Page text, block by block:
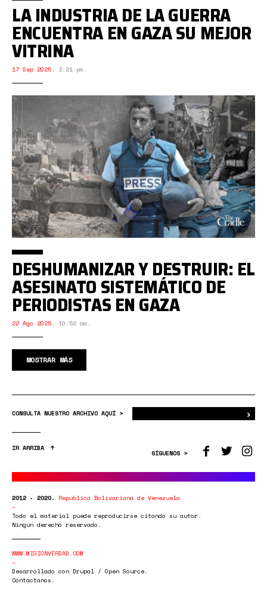
LA INDUSTRIA DE LA GUERRA
ENCUENTRA EN GAZA SU MEJOR
VITRINA
17 Sep 2025, 3:21 pm.
DESHUMANIZAR Y DESTRUIR: EL
ASESINATO SISTEMÁTICO DE
PERIODISTAS EN GAZA
22 Ago 2025, 10:52 am.
MOSTRAR MÁS
CONSULTA NUESTRO ARCHIVO AQUÍ > ›
IR ARRIBA
SÍGUENOS >
2012 - 2020. República Bolivariana de Venezuela
Todo el material puede reproducirse citando su autor.
Ningún derecho reservado.
WWW.MISIONVERDAD.COM
Desarrollado con Drupal / Open Source.
Contáctanos.